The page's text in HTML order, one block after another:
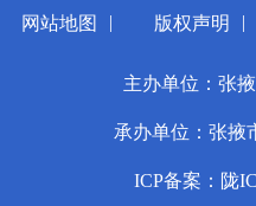
网站地图 | 版权声明 |
主办单位：张
承办单位：张掖
ICP备案：陇